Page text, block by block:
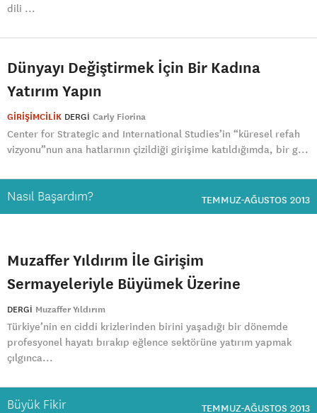
dili ...
Dünyayı Değiştirmek İçin Bir Kadına
Yatırım Yapın
GİRİŞİMCİLİK DERGI Carly Fiorina
Center for Strategic and International Studies’in “küresel refah
vizyonu”nun ana hatlarının çizildiği girişime katıldığımda, bir g...
Nasıl Başardım? TEMMUZ-AĞUSTOS 2013
Muzaffer Yıldırım İle Girişim
Sermayeleriyle Büyümek Üzerine
DERGI Muzaffer Yıldırım
Türkiye’nin en ciddi krizlerinden birini yaşadığı bir dönemde
profesyonel hayatı bırakıp eğlence sektörüne yatırım yapmak
çılgınca...
Büyük Fikir TEMMUZ-AĞUSTOS 2013